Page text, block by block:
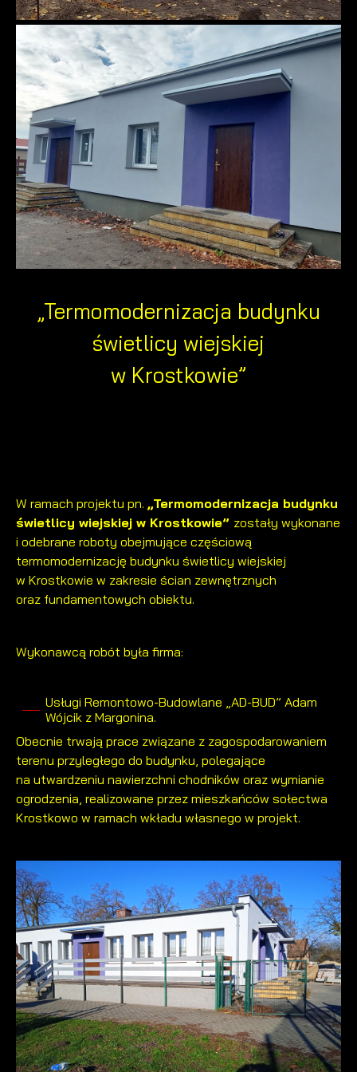
„Termomodernizacja budynku
świetlicy wiejskiej
w Krostkowie”
W ramach projektu pn. „Termomodernizacja budynku
świetlicy wiejskiej w Krostkowie” zostały wykonane
i odebrane roboty obejmujące częściową
termomodernizację budynku świetlicy wiejskiej
w Krostkowie w zakresie ścian zewnętrznych
oraz fundamentowych obiektu.
Wykonawcą robót była firma:
Usługi Remontowo-Budowlane „AD-BUD” Adam
Wójcik z Margonina.
Obecnie trwają prace związane z zagospodarowaniem
terenu przyległego do budynku, polegające
na utwardzeniu nawierzchni chodników oraz wymianie
ogrodzenia, realizowane przez mieszkańców sołectwa
Krostkowo w ramach wkładu własnego w projekt.